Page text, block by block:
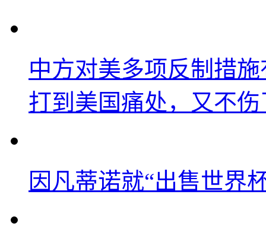
中方对美多项反制措
打到美国痛处，又不
因凡蒂诺就“出售世界